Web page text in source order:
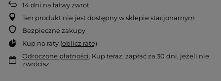
14dni na łatwy zwrot
Ten produkt nie jest dostępny w sklepie stacjonarnym
Bezpieczne zakupy
Kup na raty (oblicz ratę)
Odroczone płatności. Kup teraz, zapłać za 30 dni, jeżeli nie
zwrócisz